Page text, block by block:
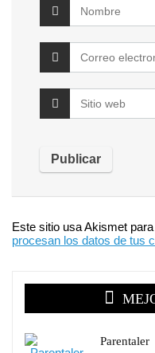
Este sitio usa Akismet
procesan los datos de tus
Parentaler